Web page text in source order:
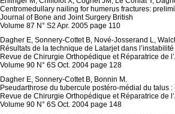
Centromedullary nailing for humerus fractures:
Journal of Bone and Joint Surgery British
Volume 87 N° S2 Apr. 2005 page 110
Dagher E, Sonnery-Cottet B, Nové-Josserand L,
Résultats de la technique de Latarjet dans
Revue de Chirurgie Orthopédique et Réparatrice de
Volume 90 N° 6S Oct. 2004 page 128
Dagher E, Sonnery-Cottet B, Bonnin M.
Pseudarthrose du tubercule postéro-médial du talus
Revue de Chirurgie Orthopédique et Réparatrice de
Volume 90 N° 6S Oct. 2004 page 148